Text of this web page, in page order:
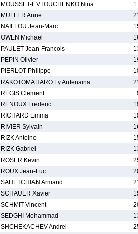
MOUSSET-EVTOUCHENKO Nina
MULLER Anne
NAILLOU Jean-Marc
OWEN Michael
PAULET Jean-Francois
PEPIN Olivier
PIERLOT Philippe
RAKOTOMAHARO Fy Antenaina
REGIS Clement
RENOUX Frederic
RICHARD Emma
RIVIER Sylvain
RIZK Antoine
RIZK Gabriel
ROSER Kevin
ROUX Jean-Luc
SAHETCHIAN Armand
SCHAUER Xavier
SCHMIT Vincent
SEDGHI Mohammad
SHCHEKACHEV Andrei